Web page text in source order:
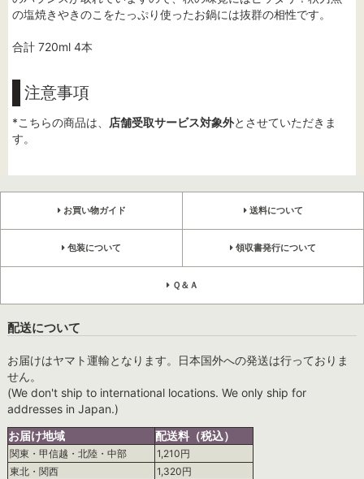
の塩焼きやきのこをたっぷり使ったお鍋には抜群の相性です。
合計 720ml 4本
注意事項
*こちらの商品は、 店舗受取サービス対象外とさせていただきま
す。
お買い物ガイド 送料について
包装について 領収書発行について
Ｑ＆Ａ
配送について
お届けはヤマト運輸となります。日本国外への発送は行っておりま
せん。
(We don't ship to international locations. We only ship for
addresses in Japan.)
お届け地域
配送料（税込）
関東・甲信越・北陸・中部
1,210円
東北・関西
1,320円